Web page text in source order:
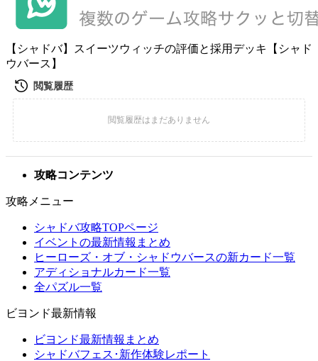
【シャドバ】スイーツウィッチの評価と採用デッキ【シャド
ウバース】
攻略コンテンツ
攻略メニュー
シャドバ攻略TOPページ
イベントの最新情報まとめ
ヒーローズ・オブ・シャドウバースの新カード一覧
アディショナルカード一覧
全パズル一覧
ビヨンド最新情報
ビヨンド最新情報まとめ
シャドバフェス･新作体験レポート